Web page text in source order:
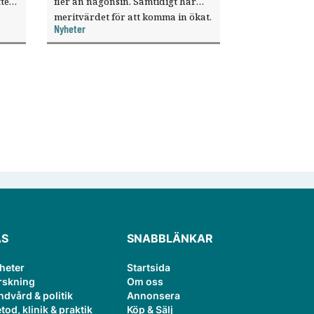
meritvärdet för att komma in ökat.
Nyheter
& politik
klinik & praktik
SNABBLÄNKAR
Startsida
Om oss
Annonsera
Köp & Sälj